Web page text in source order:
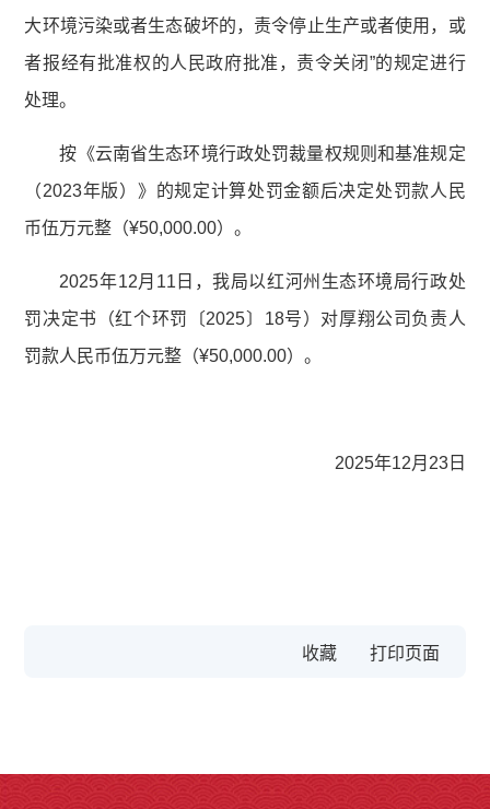
大环境污染或者生态破坏的，责令停止生产或者使用，或
者报经有批准权的人民政府批准，责令关闭”的规定进行
处理。
按《云南省生态环境行政处罚裁量权规则和基准规定
（2023年版）》的规定计算处罚金额后决定处罚款人民
币伍万元整（¥50,000.00）。
2025年12月11日，我局以红河州生态环境局行政处
罚决定书（红个环罚〔2025〕18号）对厚翔公司负责人
罚款人民币伍万元整（¥50,000.00）。
2025年12月23日
收藏